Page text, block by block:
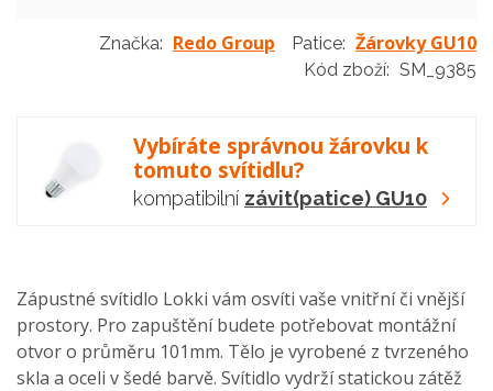
Značka: Redo Group Patice: Žárovky GU10
Kód zboží: SM_9385
Vybíráte správnou žárovku k
tomuto svítidlu?
kompatibilní závit(patice) GU10
Zápustné svítidlo Lokki vám osvíti vaše vnitřní či vnější
prostory. Pro zapuštění budete potřebovat montážní
otvor o průměru 101mm. Tělo je vyrobené z tvrzeného
skla a oceli v šedé barvě. Svítidlo vydrží statickou zátěž